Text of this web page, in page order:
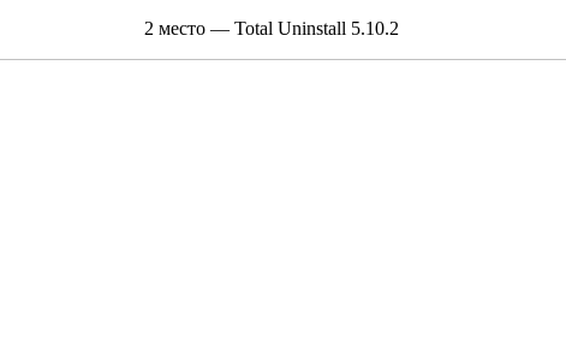
2 место — Total Uninstall 5.10.2